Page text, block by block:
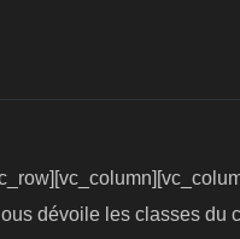
dévoile les classes du